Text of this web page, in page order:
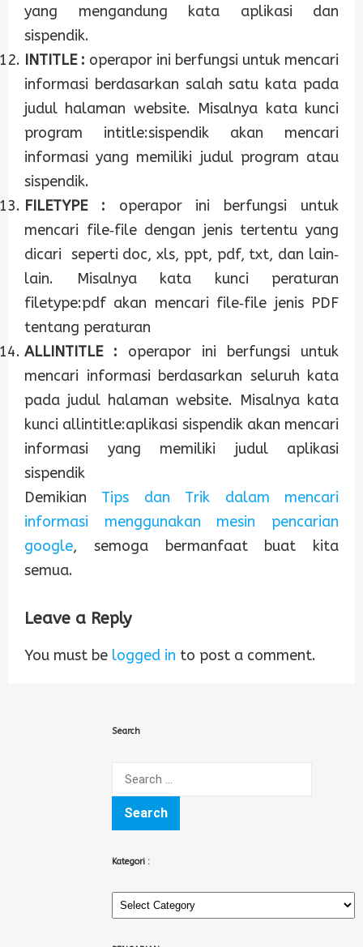
yang mengandung kata aplikasi dan
sispendik.
INTITLE : operapor ini berfungsi untuk mencari
informasi berdasarkan salah satu kata pada
judul halaman website. Misalnya kata kunci
program intitle:sispendik akan mencari
informasi yang memiliki judul program atau
sispendik.
FILETYPE : operapor ini berfungsi untuk
mencari file‐file dengan jenis tertentu yang
dicari seperti doc, xls, ppt, pdf, txt, dan lain‐
lain. Misalnya kata kunci peraturan
filetype:pdf akan mencari file‐file jenis PDF
tentang peraturan
ALLINTITLE : operapor ini berfungsi untuk
mencari informasi berdasarkan seluruh kata
pada judul halaman website. Misalnya kata
kunci allintitle:aplikasi sispendik akan mencari
informasi yang memiliki judul aplikasi
sispendik
Demikian Tips dan Trik dalam mencari
informasi menggunakan mesin pencarian
google, semoga bermanfaat buat kita
semua.
Leave a Reply
You must be logged in to post a comment.
Search
Search
for:
Kategori :
Kategori